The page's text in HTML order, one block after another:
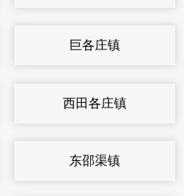
巨各庄镇
西田各庄镇
东邵渠镇